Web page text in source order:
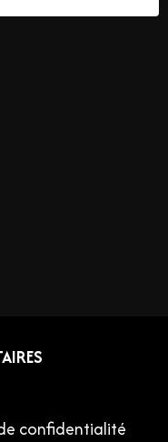
confidentialité